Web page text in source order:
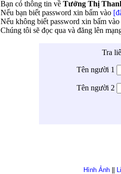
Bạn có thông tin về Tưởng Thị
Nếu bạn biết password xin bấm vào
Nếu không biết password xin bấm vào
Chúng tôi sẽ đọc qua và đăng lên
Tra
Tên người 1
Tên người 2
Hình Ảnh